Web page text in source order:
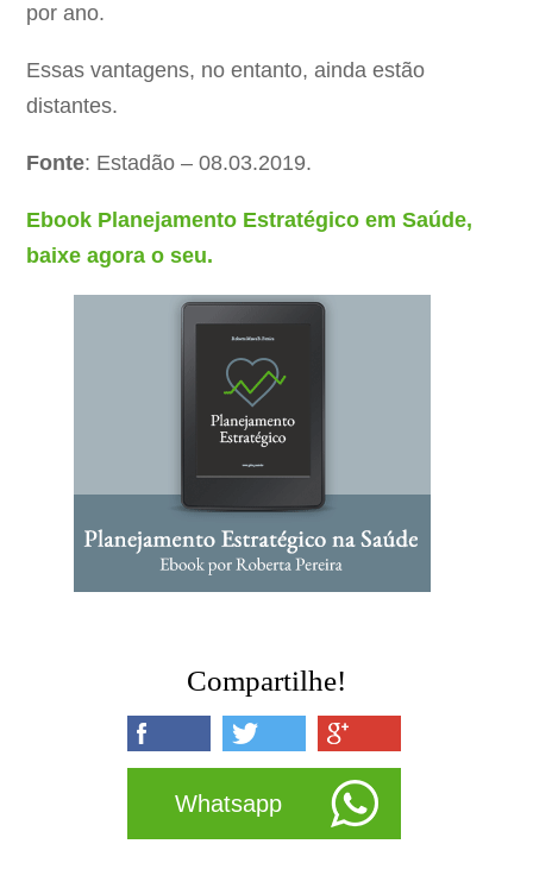
por ano.
Essas vantagens, no entanto, ainda estão
distantes.
Fonte: Estadão – 08.03.2019.
Ebook Planejamento Estratégico em Saúde,
baixe agora o seu.
Compartilhe!
Whatsapp